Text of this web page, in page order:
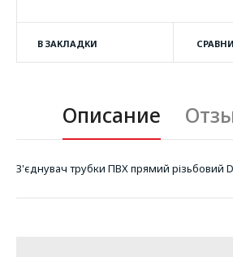
В ЗАКЛАДКИ
Описание
З'єднувач трубки ПВХ прямий різьбовий